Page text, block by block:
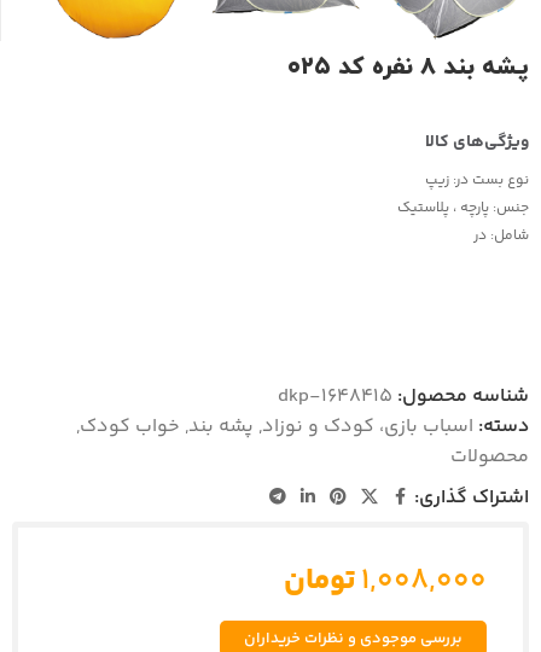
پشه بند ۸ نفره کد ۰۲۵
نوع بست در: زیپ
جنس: پارچه ، پلاستیک
شامل: در
شناسه محصول: dkp-1648415
دسته: اسباب بازی، کودک و نوزاد, پشه بند, خواب کودک,
محصولات
اشتراک گذاری:
۱,۰۰۸,۰۰۰تومان
بررسی موجودی و نظرات خریداران